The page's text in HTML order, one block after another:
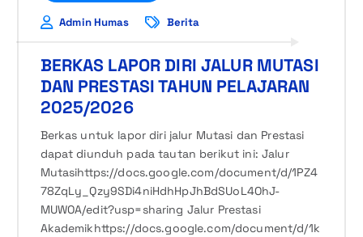
Admin Humas Berita
BERKAS LAPOR DIRI JALUR MUTASI
DAN PRESTASI TAHUN PELAJARAN
2025/2026
Berkas untuk lapor diri jalur Mutasi dan Prestasi
dapat diunduh pada tautan berikut ini: Jalur
Mutasihttps://docs.google.com/document/d/1PZ4
78ZqLy_Qzy9SDi4niHdhHpJhBdSUoL4OhJ-
MUWOA/edit?usp=sharing Jalur Prestasi
Akademikhttps://docs.google.com/document/d/1k